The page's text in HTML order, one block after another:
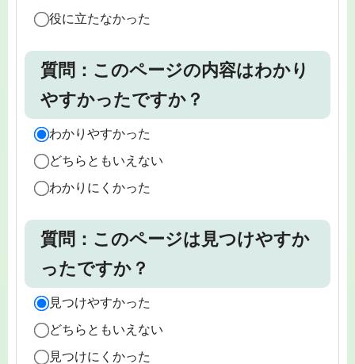
役に立たなかった
質問：このページの内容はわかり
やすかったですか？
わかりやすかった
どちらともいえない
わかりにくかった
質問：このページは見つけやすか
ったですか？
見つけやすかった
どちらともいえない
見つけにくかった